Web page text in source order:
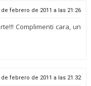
de febrero de 2011 a las 21:26
Complimenti cara, un
de febrero de 2011 a las 21:32